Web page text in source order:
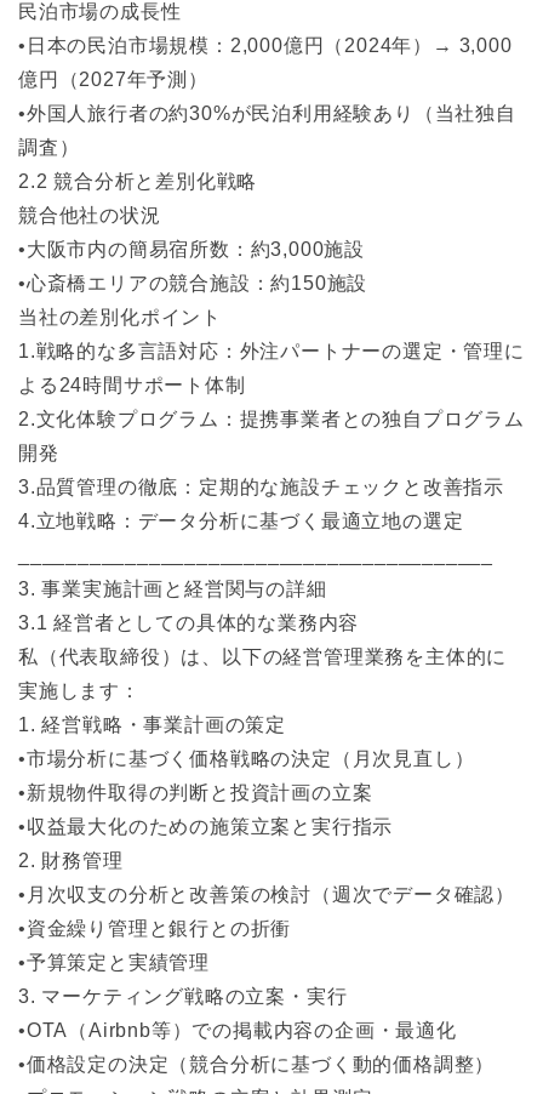
民泊市場の成長性
•日本の民泊市場規模：2,000億円（2024年）→ 3,000
億円（2027年予測）
•外国人旅行者の約30%が民泊利用経験あり（当社独自
調査）
2.2 競合分析と差別化戦略
競合他社の状況
•大阪市内の簡易宿所数：約3,000施設
•心斎橋エリアの競合施設：約150施設
当社の差別化ポイント
1.戦略的な多言語対応：外注パートナーの選定・管理に
よる24時間サポート体制
2.文化体験プログラム：提携事業者との独自プログラム
開発
3.品質管理の徹底：定期的な施設チェックと改善指示
4.立地戦略：データ分析に基づく最適立地の選定
3. 事業実施計画と経営関与の詳細
3.1 経営者としての具体的な業務内容
私（代表取締役）は、以下の経営管理業務を主体的に
実施します：
1. 経営戦略・事業計画の策定
•市場分析に基づく価格戦略の決定（月次見直し）
•新規物件取得の判断と投資計画の立案
•収益最大化のための施策立案と実行指示
2. 財務管理
•月次収支の分析と改善策の検討（週次でデータ確認）
•資金繰り管理と銀行との折衝
•予算策定と実績管理
3. マーケティング戦略の立案・実行
•OTA（Airbnb等）での掲載内容の企画・最適化
•価格設定の決定（競合分析に基づく動的価格調整）